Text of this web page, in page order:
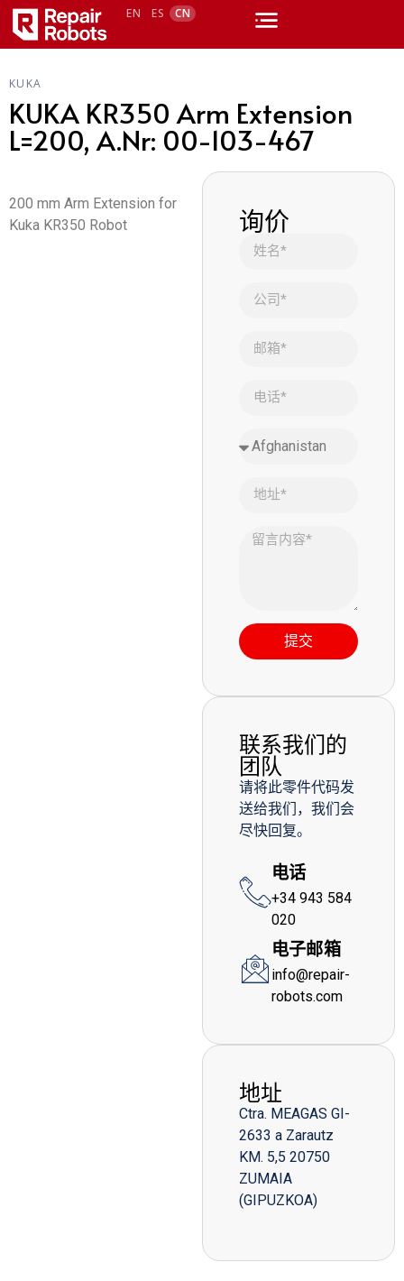
EN ES CN
KUKA
KUKA KR350 Arm Extension
L=200, A.Nr: 00-103-467
200 mm Arm Extension for
Kuka KR350 Robot
询价
提交
联系我们的
团队
请将此零件代码发
送给我们，我们会
尽快回复。
电话
+34 943 584
020
电子邮箱
info@repair-
robots.com
地址
Ctra. MEAGAS GI-
2633 a Zarautz
KM. 5,5 20750
ZUMAIA
(GIPUZKOA)